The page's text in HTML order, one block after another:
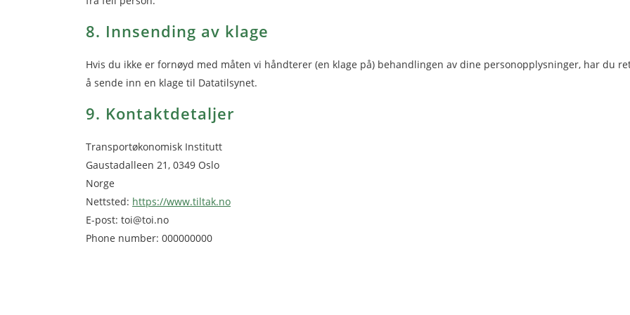
8. Innsending av klage
Hvis du ikke er fornøyd med måten vi håndterer (en klage på) behandlingen av dine personopplysninger, har du
å sende inn en klage til Datatilsynet.
9. Kontaktdetaljer
Transportøkonomisk Institutt
Gaustadalleen 21, 0349 Oslo
Norge
Nettsted: https://www.tiltak.no
E-post: toi@toi.no
Phone number: 000000000